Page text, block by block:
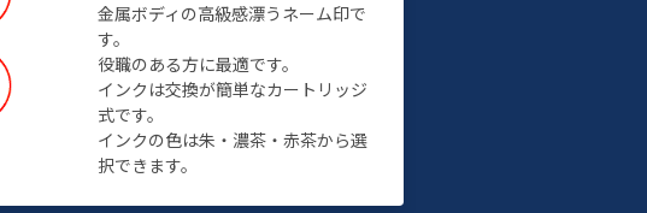
金属ボディの高級感漂うネーム印で
す。
役職のある方に最適です。
インクは交換が簡単なカートリッジ
式です。
インクの色は朱・濃茶・赤茶から選
択できます。